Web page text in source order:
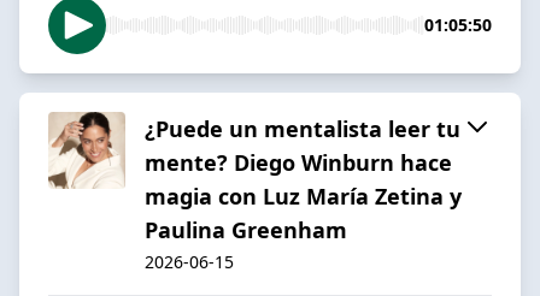
01:05:50
¿Puede un mentalista leer tu
mente? Diego Winburn hace
magia con Luz María Zetina y
Paulina Greenham
2026-06-15